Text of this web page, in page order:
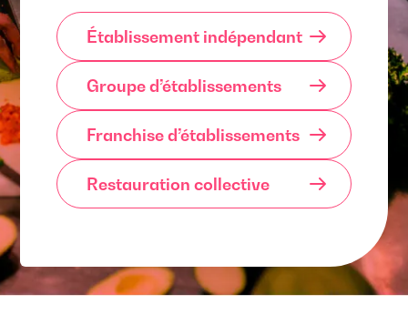
Établissement indépendant
Groupe d’établissements
Franchise d’établissements
Restauration collective